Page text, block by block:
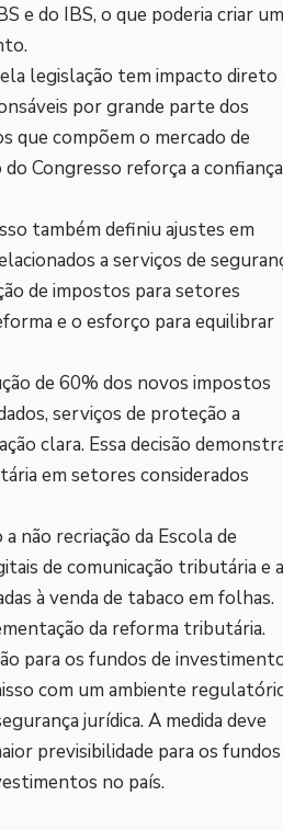
e do IBS, o que poderia criar
legislação tem impacto direto
por grande parte dos
compõem o mercado de
Congresso reforça a confiança
também definiu ajustes em
a serviços de
de impostos para setores
e o esforço para equilibrar
de 60% dos novos impostos
serviços de proteção a
clara. Essa decisão
em setores considerados
não recriação da Escola de
de comunicação tributária e a
à venda de tabaco em folhas.
da reforma tributária.
para os fundos de
com um ambiente
jurídica. A medida deve
previsibilidade para os fundos
no país.